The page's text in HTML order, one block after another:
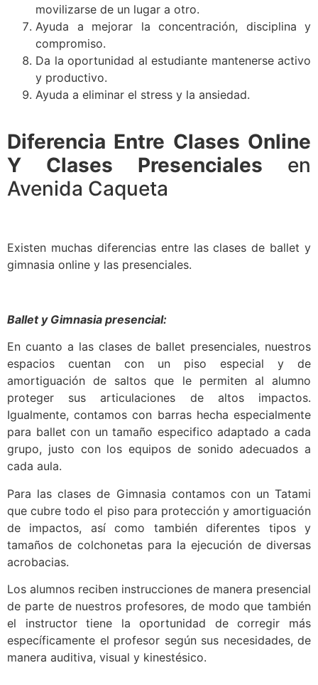
movilizarse de un lugar a otro.
Ayuda a mejorar la concentración, disciplina y
compromiso.
Da la oportunidad al estudiante mantenerse activo
y productivo.
Ayuda a eliminar el stress y la ansiedad.
Diferencia Entre Clases Online
Y Clases Presenciales en
Avenida Caqueta
Existen muchas diferencias entre las clases de ballet y
gimnasia online y las presenciales.
Ballet y Gimnasia presencial:
En cuanto a las clases de ballet presenciales, nuestros
espacios cuentan con un piso especial y de
amortiguación de saltos que le permiten al alumno
proteger sus articulaciones de altos impactos.
Igualmente, contamos con barras hecha especialmente
para ballet con un tamaño especifico adaptado a cada
grupo, justo con los equipos de sonido adecuados a
cada aula.
Para las clases de Gimnasia contamos con un Tatami
que cubre todo el piso para protección y amortiguación
de impactos, así como también diferentes tipos y
tamaños de colchonetas para la ejecución de diversas
acrobacias.
Los alumnos reciben instrucciones de manera presencial
de parte de nuestros profesores, de modo que también
el instructor tiene la oportunidad de corregir más
específicamente el profesor según sus necesidades, de
manera auditiva, visual y kinestésico.